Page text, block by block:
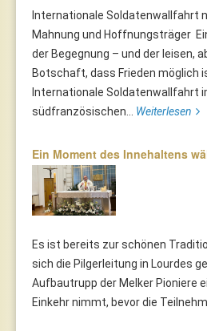
Internationale Soldatenwallfahrt
Mahnung und Hoffnungsträger
der Begegnung – und der leisen,
Botschaft, dass Frieden möglich
Internationale Soldatenwallfahrt
südfranzösischen... Weiterlesen
Ein Moment des Innehaltens
Es ist bereits zur schönen
sich die Pilgerleitung in Lourdes
Aufbautrupp der Melker Pioniere
Einkehr nimmt, bevor die